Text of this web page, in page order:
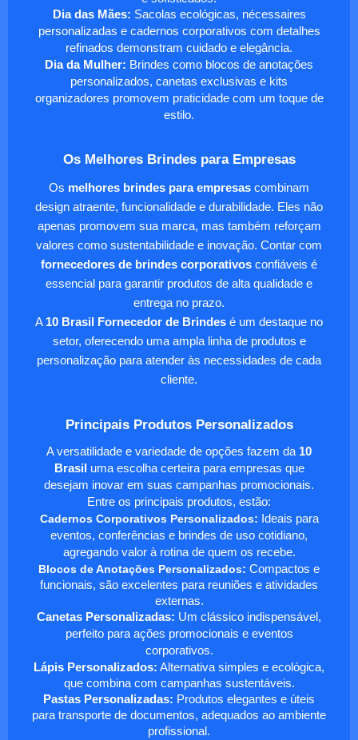
Dia das Mães: Sacolas ecológicas, nécessaires
personalizadas e cadernos corporativos com detalhes
refinados demonstram cuidado e elegância.
Dia da Mulher: Brindes como blocos de anotações
personalizados, canetas exclusivas e kits
organizadores promovem praticidade com um toque de
estilo.
Os Melhores Brindes para Empresas
Os melhores brindes para empresas combinam
design atraente, funcionalidade e durabilidade. Eles não
apenas promovem sua marca, mas também reforçam
valores como sustentabilidade e inovação. Contar com
fornecedores de brindes corporativos confiáveis é
essencial para garantir produtos de alta qualidade e
entrega no prazo.
A 10 Brasil Fornecedor de Brindes é um destaque no
setor, oferecendo uma ampla linha de produtos e
personalização para atender às necessidades de cada
cliente.
Principais Produtos Personalizados
A versatilidade e variedade de opções fazem da 10
Brasil uma escolha certeira para empresas que
desejam inovar em suas campanhas promocionais.
Entre os principais produtos, estão:
Cadernos Corporativos Personalizados: Ideais para
eventos, conferências e brindes de uso cotidiano,
agregando valor à rotina de quem os recebe.
Blocos de Anotações Personalizados: Compactos e
funcionais, são excelentes para reuniões e atividades
externas.
Canetas Personalizadas: Um clássico indispensável,
perfeito para ações promocionais e eventos
corporativos.
Lápis Personalizados: Alternativa simples e ecológica,
que combina com campanhas sustentáveis.
Pastas Personalizadas: Produtos elegantes e úteis
para transporte de documentos, adequados ao ambiente
profissional.